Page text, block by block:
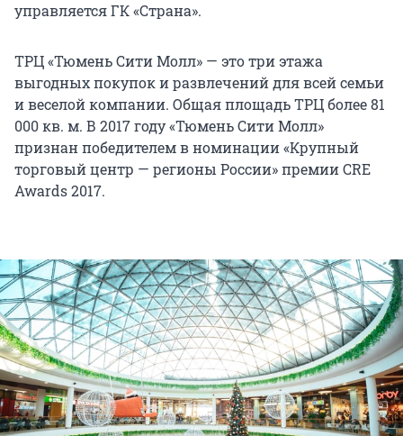
управляется ГК «Страна».
ТРЦ «Тюмень Сити Молл» — это три этажа
выгодных покупок и развлечений для всей семьи
и веселой компании. Общая площадь ТРЦ более 81
000 кв. м. В 2017 году «Тюмень Сити Молл»
признан победителем в номинации «Крупный
торговый центр — регионы России» премии CRE
Awards 2017.